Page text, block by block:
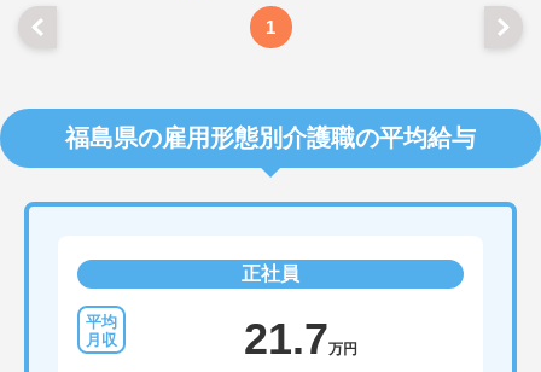
1
福島県の雇用形態別介護職の平均給与
正社員
21.7万円